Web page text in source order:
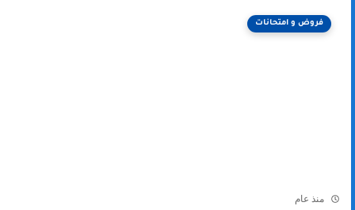
فروض و امتحانات
منذ عام